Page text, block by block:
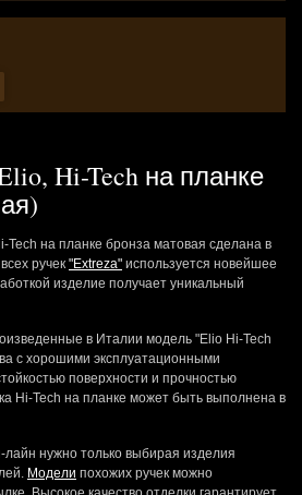
Hi-Tech на планке
Tech на планке бронза матовая сделана в
ручек "Extreza" используется новейшее
изделие получает уникальный
в Италии модель "Elio Hi-Tech
с хорошими эксплуатационными
поверхности и прочностью
Hi-Tech на планке может быть выполнена в
лайн нужно только выбирая изделия
Модели похожих ручек можно